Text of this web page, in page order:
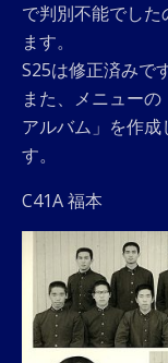
で判別不能でし
ます。
S25は修正済みです
また、メニュー
アルバム」を作成
す。
C41A 福本